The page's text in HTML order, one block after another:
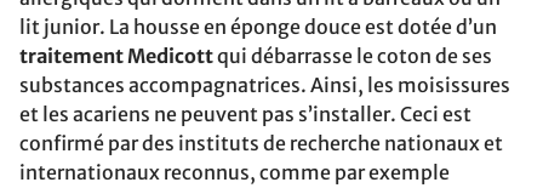
lit junior. La housse en éponge douce est dotée d’un
traitement Medicottqui débarrasse le coton de ses
substances accompagnatrices. Ainsi, les moisissures
et les acariens ne peuvent pas s’installer. Ceci est
confirmé par des instituts de recherche nationaux et
internationaux reconnus, comme par exemple